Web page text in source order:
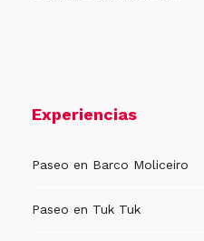
Experiencias
Paseo en Barco Moliceiro
Paseo en Tuk Tuk